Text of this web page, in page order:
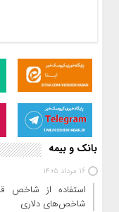
بانک و بیمه
16 مرداد 1405
استفاده از شاخص
شاخص‌های دلاری